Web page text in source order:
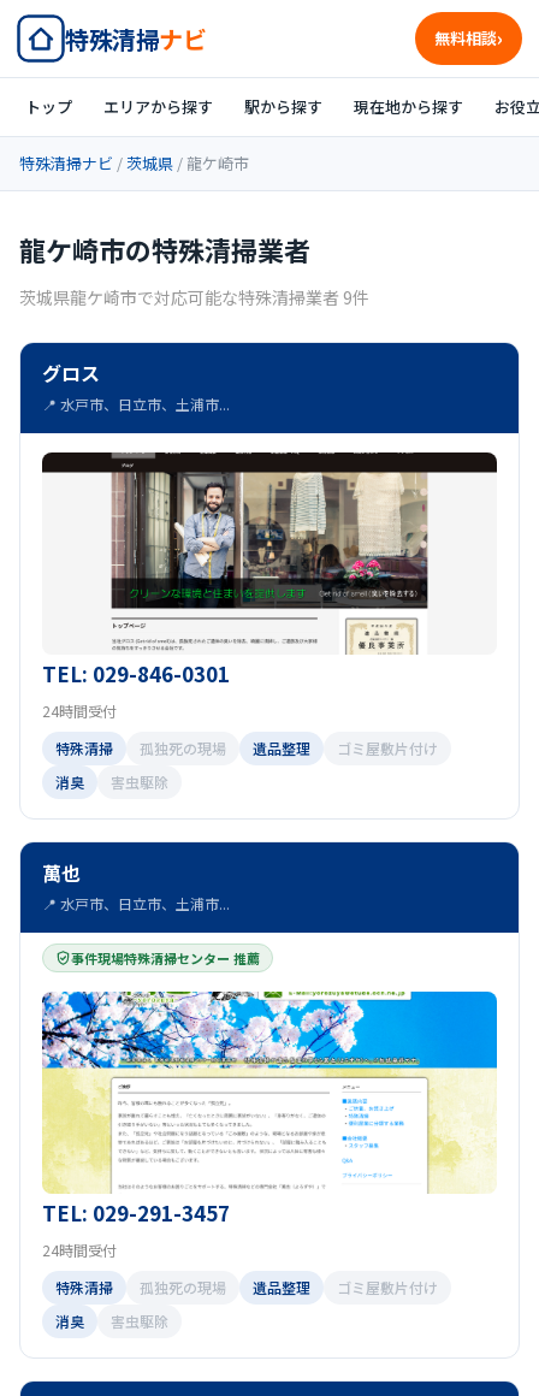
特殊清掃ナビ 無料相談
トップ エリアから探す 駅から探す 現在地から探す お役
特殊清掃ナビ /茨城県 / 龍ケ崎市
龍ケ崎市の特殊清掃業者
茨城県龍ケ崎市で対応可能な特殊清掃業者 9件
グロス
📍 水戸市、日立市、土浦市...
TEL: 029-846-0301
24時間受付
特殊清掃
孤独死の現場 遺品整理
ゴミ屋敷片付け
消臭
害虫駆除
萬也
📍 水戸市、日立市、土浦市...
事件現場特殊清掃センター 推薦
TEL: 029-291-3457
24時間受付
特殊清掃
孤独死の現場 遺品整理
ゴミ屋敷片付け
消臭
害虫駆除